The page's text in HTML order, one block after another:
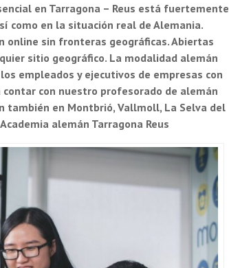
en Tarragona – Reus está fuertemente
como en la situación real de Alemania.
online sin fronteras geográficas. Abiertas
sitio geográfico. La modalidad alemán
empleados y ejecutivos de empresas con
con nuestro profesorado de alemán
también en Montbrió, Vallmoll, La Selva del
Academia alemán Tarragona Reus